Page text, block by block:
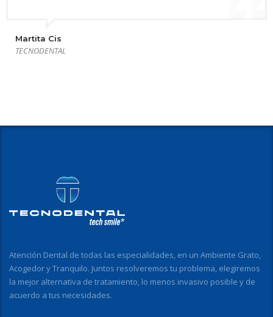
Martita Cis
TECNODENTAL
Atención Dental de todas las especialidades, en un Ambiente Grato,
Acogedor y Tranquilo. Juntos resolveremos tu problema, elegiremos
la mejor alternativa de tratamiento, lo menos invasivo posible y de
acuerdo a tus necesidades.